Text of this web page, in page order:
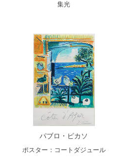
集光
パブロ・ピカソ
ポスター：コートダジュール